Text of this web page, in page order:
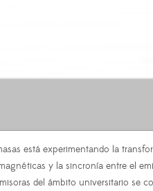
está experimentando la
y la sincronía entre el
del ámbito universitario se